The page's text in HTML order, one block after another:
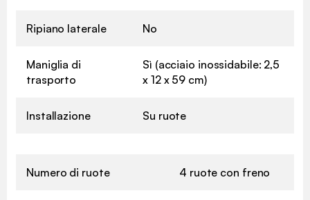
Ripiano laterale No
Maniglia di
trasporto
Sì (acciaio inossidabile: 2,5
x 12 x 59 cm)
Installazione Su ruote
Numero di ruote 4 ruote con freno